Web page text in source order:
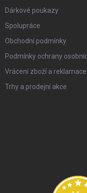
Dárkové poukazy
Spolupráce
Obchodní podmínky
Podmínky ochrany
Vrácení zboží a reklamace
Trhy a prodejní akce